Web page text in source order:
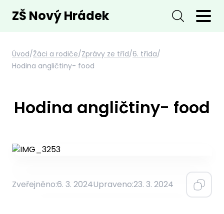
ZŠ Nový Hrádek
Úvod/Žáci a rodiče/Zprávy ze tříd/6. třída/
Hodina angličtiny- food
Hodina angličtiny- food
Zveřejněno:6. 3. 2024Upraveno:23. 3. 2024